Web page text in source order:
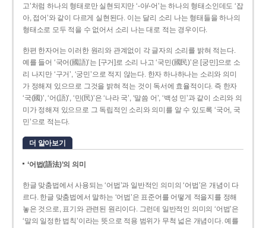
고’처럼 하나의 형태로만 실현되지만 ‘-아/-어’는 하나의 형태소인데도 ‘잡
아, 접어’와 같이 다르게 실현된다. 이는 달리 소리 나는 형태들을 하나의
형태소로 모두 적을 수 없어서 소리 나는 대로 적는 경우이다.
한편 한자어는 이러한 원리와 관계없이 각 글자의 소리를 밝혀 적는다.
예를 들어 ‘국어(國語)’는 [구거]로 소리 나고 ‘국민(國民)’은 [궁민]으로 소
리 나지만 ‘구거’, ‘궁민’으로 적지 않는다. 한자 하나하나는 소리와 의미
가 정해져 있으므로 그것을 밝혀 적는 것이 독서에 효율적이다. 즉 한자
‘국(國)’, ‘어(語)’, ‘민(民)’은 ‘나라 국’, ‘말씀 어’, ‘백성 민’과 같이 소리와 의
미가 정해져 있으므로 그 독립적인 소리와 의미를 알 수 있도록 ‘국어, 국
민’으로 적는다.
더 알아보기
‘어법(語法)’의 의미
한글 맞춤법에서 사용되는 ‘어법’과 일반적인 의미의 ‘어법’은 개념이 다
르다. 한글 맞춤법에서 말하는 ‘어법’은 표준어를 어떻게 적을지를 정해
놓은 것으로, 표기와 관련된 원리이다. 그런데 일반적인 의미의 ‘어법’은
‘말의 일정한 법칙’이라는 뜻으로 적용 범위가 무척 넓은 개념이다. 예를